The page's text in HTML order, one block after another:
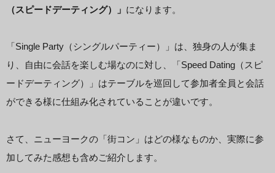
（スピードデーティング）」 になります。
「Single Party（シングルパーティー）」は、独身の人が集ま
り、自由に会話を楽しむ場なのに対し、「Speed Dating（スピ
ードデーティング）」はテーブルを巡回して参加者全員と会話
ができる様に仕組み化されていることが違いです。
さて、ニューヨークの「街コン」はどの様なものか、実際に参
加してみた感想も含めご紹介します。